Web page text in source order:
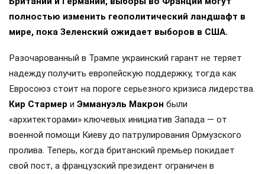
полностью изменить геополитический ландшафт в
мире, пока Зеленский ожидает выборов в США.
Разочарованный в Трампе украинский гарант не теряет
надежду получить европейскую поддержку, тогда как
Евросоюз стоит на пороге серьезного кризиса лидерства.
Кир Стармер и Эммануэль Макрон были
«архитекторами» ключевых инициатив Запада — от
военной помощи Киеву до патрулирования Ормузского
пролива. Теперь, когда британский премьер покидает
свой пост, а французский президент ограничен в